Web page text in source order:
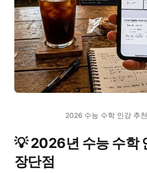
2026 수능 수학 인강 추
💡 2026년 수능 수학
장단점